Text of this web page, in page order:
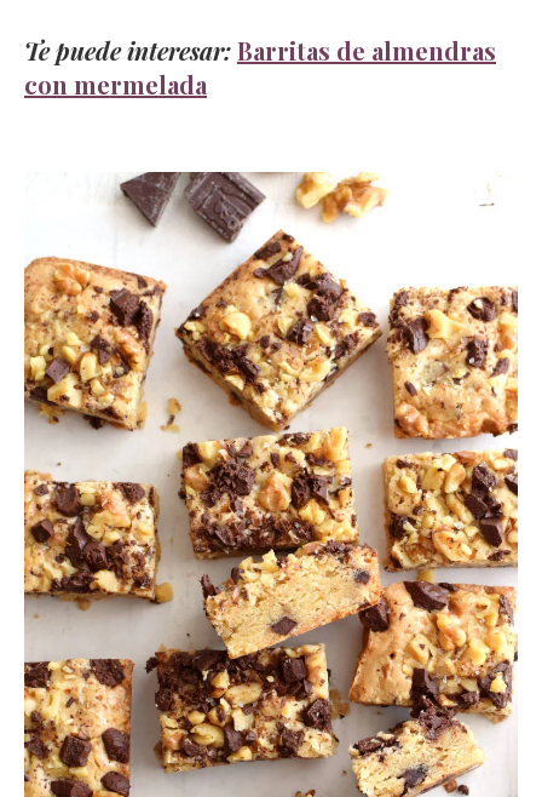
Te puede interesar:Barritas de almendras
con mermelada